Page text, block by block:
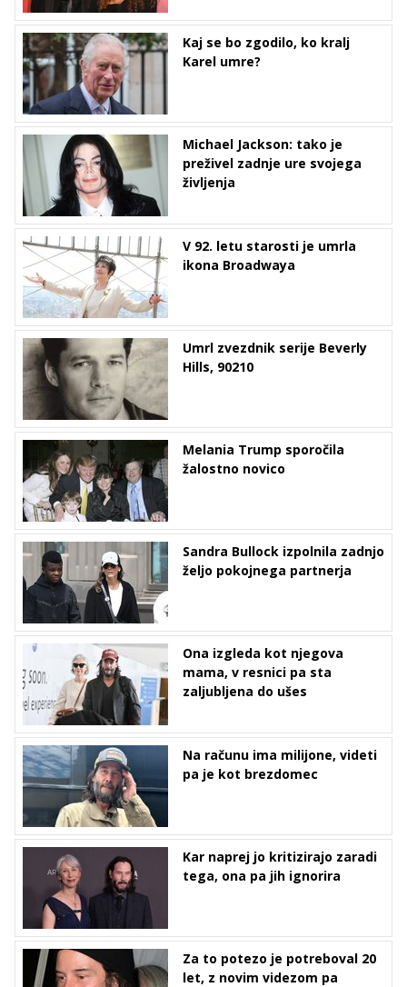
Kaj se bo zgodilo, ko kralj
Karel umre?
Michael Jackson: tako je
preživel zadnje ure svojega
življenja
V 92. letu starosti je umrla
ikona Broadwaya
Umrl zvezdnik serije Beverly
Hills, 90210
Melania Trump sporočila
žalostno novico
Sandra Bullock izpolnila zadnjo
željo pokojnega partnerja
Ona izgleda kot njegova
mama, v resnici pa sta
zaljubljena do ušes
Na računu ima milijone, videti
pa je kot brezdomec
Kar naprej jo kritizirajo zaradi
tega, ona pa jih ignorira
Za to potezo je potreboval 20
let, z novim videzom pa